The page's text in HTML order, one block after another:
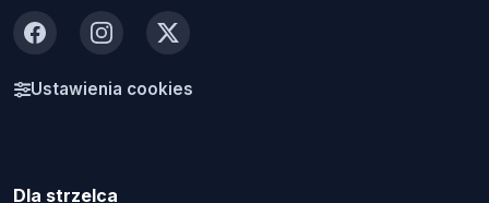
FacebookInstagram
X
Ustawienia cookies
Dla strzelca